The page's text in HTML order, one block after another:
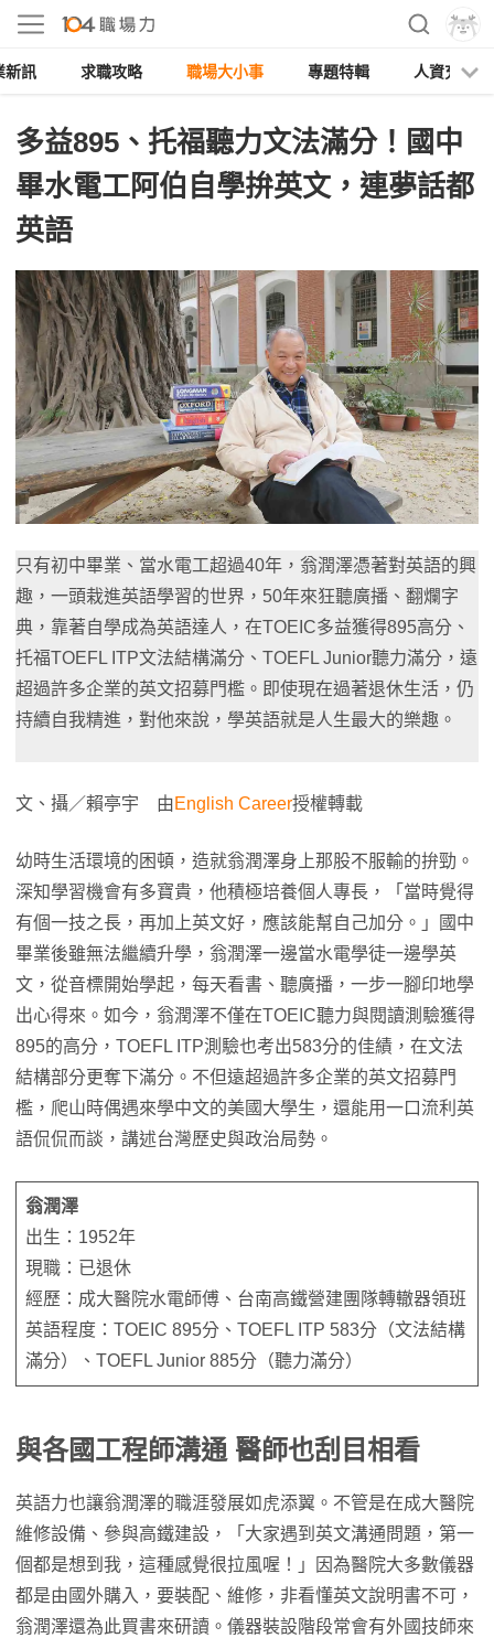
新訊 求職攻略 職場大小事 專題特輯 人資充電
多益895、托福聽力文法滿分！國中
畢水電工阿伯自學拚英文，連夢話都
英語
只有初中畢業、當水電工超過40年，翁潤澤憑著對英語的興
趣，一頭栽進英語學習的世界，50年來狂聽廣播、翻爛字
典，靠著自學成為英語達人，在TOEIC多益獲得895高分、
托福TOEFL ITP文法結構滿分、TOEFL Junior聽力滿分，遠
超過許多企業的英文招募門檻。即使現在過著退休生活，仍
持續自我精進，對他來說，學英語就是人生最大的樂趣。
文、攝／賴亭宇 由English Career授權轉載
幼時生活環境的困頓，造就翁潤澤身上那股不服輸的拚勁。
深知學習機會有多寶貴，他積極培養個人專長，「當時覺得
有個一技之長，再加上英文好，應該能幫自己加分。」國中
畢業後雖無法繼續升學，翁潤澤一邊當水電學徒一邊學英
文，從音標開始學起，每天看書、聽廣播，一步一腳印地學
出心得來。如今，翁潤澤不僅在TOEIC聽力與閱讀測驗獲得
895的高分，TOEFL ITP測驗也考出583分的佳績，在文法
結構部分更奪下滿分。不但遠超過許多企業的英文招募門
檻，爬山時偶遇來學中文的美國大學生，還能用一口流利英
語侃侃而談，講述台灣歷史與政治局勢。
翁潤澤
出生：1952年
現職：已退休
經歷：成大醫院水電師傅、台南高鐵營建團隊轉轍器領班
英語程度：TOEIC 895分、TOEFL ITP 583分（文法結構
滿分）、TOEFL Junior 885分（聽力滿分）
與各國工程師溝通 醫師也刮目相看
英語力也讓翁潤澤的職涯發展如虎添翼。不管是在成大醫院
維修設備、參與高鐵建設，「大家遇到英文溝通問題，第一
個都是想到我，這種感覺很拉風喔！」因為醫院大多數儀器
都是由國外購入，要裝配、維修，非看懂英文說明書不可，
翁潤澤還為此買書來研讀。儀器裝設階段常會有外國技師來